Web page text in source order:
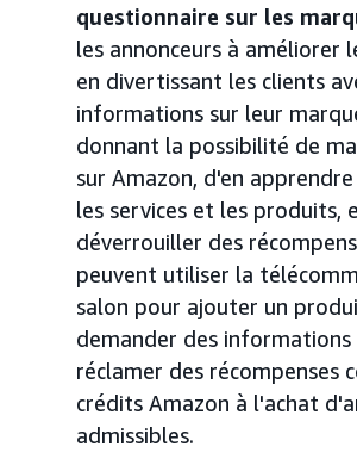
questionnaire sur les
les annonceurs à améliorer
en divertissant les clients
informations sur leur
donnant la possibilité de
sur Amazon, d'en
les services et les produits,
déverrouiller des
peuvent utiliser la
salon pour ajouter un
demander des
réclamer des récompenses
crédits Amazon à l'achat
admissibles.